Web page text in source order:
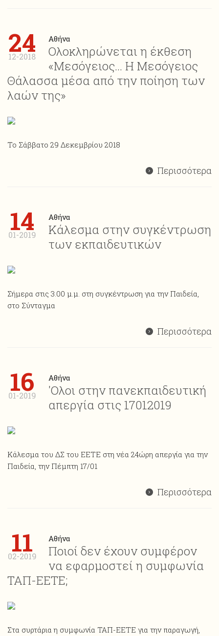
24
12-2018
Αθήνα
Ολοκληρώνεται η έκθεση
«Μεσόγειος… Η Μεσόγειος
Θάλασσα μέσα από την ποίηση των
λαών της»
Το Σάββατο 29 Δεκεμβρίου 2018
Περισσότερα
14
01-2019
Αθήνα
Κάλεσμα στην συγκέντρωση
των εκπαιδευτικών
Σήμερα στις 3.00 μ.μ. στη συγκέντρωση για την Παιδεία,
στο Σύνταγμα
Περισσότερα
16
01-2019
Αθήνα
'Ολοι στην πανεκπαιδευτική
απεργία στις 17012019
Κάλεσμα του ΔΣ του ΕΕΤΕ στη νέα 24ώρη απεργία για την
Παιδεία, την Πέμπτη 17/01
Περισσότερα
11
02-2019
Αθήνα
Ποιοί δεν έχουν συμφέρον
να εφαρμοστεί η συμφωνία
ΤΑΠ-ΕΕΤΕ;
Στα συρτάρια η συμφωνία ΤΑΠ-ΕΕΤΕ για την παραγωγή,